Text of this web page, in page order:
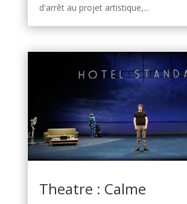
d'arrêt au projet artistique,...
Theatre : Calme